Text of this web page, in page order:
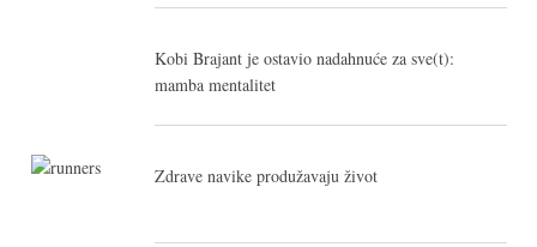
Kobi Brajant je ostavio nadahnuće za sve(t):
mamba mentalitet
Zdrave navike produžavaju život